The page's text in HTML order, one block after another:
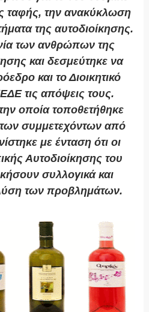
ταφής, την ανακύκλωση
της αυτοδιοίκησης.
των ανθρώπων της
και δεσμεύτηκε να
και το Διοικητικό
τις απόψεις τους.
οποία τοποθετήθηκε
συμμετεχόντων από
με ένταση ότι οι
Αυτοδιοίκησης του
συλλογικά και
των προβλημάτων.